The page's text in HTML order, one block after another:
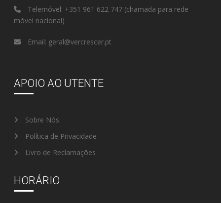
Telemóvel: +351 961 622 747 (chamada para rede
móvel nacional)
Email: geral@vercrescer.pt
APOIO AO UTENTE
Sobre Nós
Política de Privacidade
Livro de Reclamações
HORÁRIO